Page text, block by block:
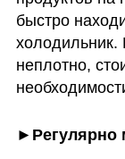
быстро
холодильник.
неплотно,
►Регулярно